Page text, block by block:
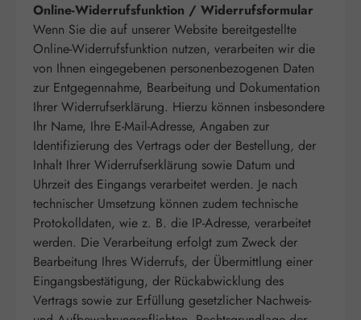
Online-Widerrufsfunktion / Widerrufsformular
Wenn Sie die auf unserer Website bereitgestellte
Online-Widerrufsfunktion nutzen, verarbeiten wir die
von Ihnen eingegebenen personenbezogenen Daten
zur Entgegennahme, Bearbeitung und Dokumentation
Ihrer Widerrufserklärung. Hierzu können insbesondere
Ihr Name, Ihre E-Mail-Adresse, Angaben zur
Identifizierung des Vertrags oder der Bestellung, der
Inhalt Ihrer Widerrufserklärung sowie Datum und
Uhrzeit des Eingangs verarbeitet werden. Je nach
technischer Umsetzung können zudem technische
Protokolldaten, wie z. B. die IP-Adresse, verarbeitet
werden. Die Verarbeitung erfolgt zum Zweck der
Bearbeitung Ihres Widerrufs, der Übermittlung einer
Eingangsbestätigung, der Rückabwicklung des
Vertrags sowie zur Erfüllung gesetzlicher Nachweis-